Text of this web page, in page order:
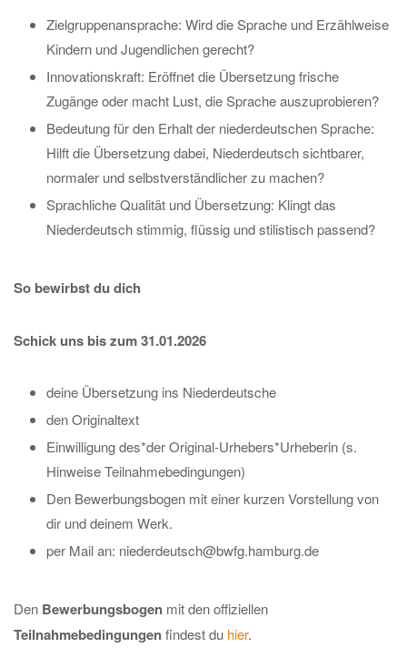
Zielgruppenansprache: Wird die Sprache und Erzählweise
Kindern und Jugendlichen gerecht?
Innovationskraft: Eröffnet die Übersetzung frische
Zugänge oder macht Lust, die Sprache auszuprobieren?
Bedeutung für den Erhalt der niederdeutschen Sprache:
Hilft die Übersetzung dabei, Niederdeutsch sichtbarer,
normaler und selbstverständlicher zu machen?
Sprachliche Qualität und Übersetzung: Klingt das
Niederdeutsch stimmig, flüssig und stilistisch passend?
So bewirbst du dich
Schick uns bis zum 31.01.2026
deine Übersetzung ins Niederdeutsche
den Originaltext
Einwilligung des*der Original-Urhebers*Urheberin (s.
Hinweise Teilnahmebedingungen)
Den Bewerbungsbogen mit einer kurzen Vorstellung von
dir und deinem Werk.
per Mail an: niederdeutsch@bwfg.hamburg.de
Den Bewerbungsbogen mit den offiziellen
Teilnahmebedingungenfindest du hier.